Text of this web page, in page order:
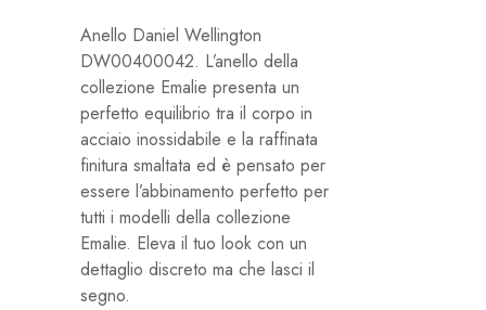
Anello Daniel Wellington
DW00400042. L’anello della
collezione Emalie presenta un
perfetto equilibrio tra il corpo in
acciaio inossidabile e la raffinata
finitura smaltata ed è pensato per
essere l’abbinamento perfetto per
tutti i modelli della collezione
Emalie. Eleva il tuo look con un
dettaglio discreto ma che lasci il
segno.